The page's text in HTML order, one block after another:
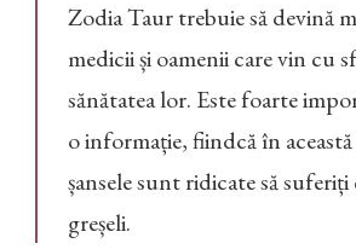
Zodia Taur trebuie să devină
medicii și oamenii care vin cu
sănătatea lor. Este foarte
o informație, fiindcă în
șansele sunt ridicate să
greșeli.